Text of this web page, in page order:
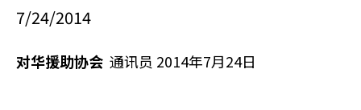
7/24/2014
对华援助协会 通讯员 2014年7月24日